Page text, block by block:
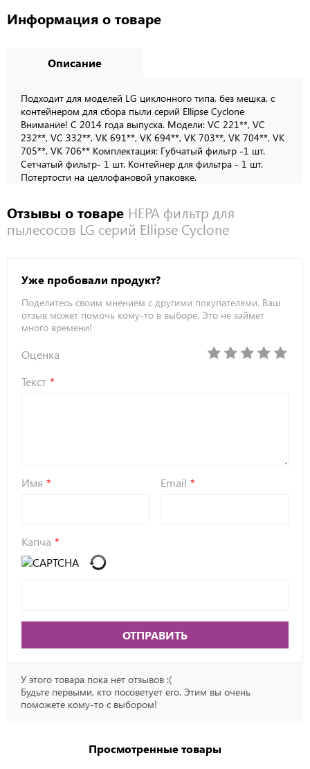
Информация о товаре
Описание
Подходит для моделей LG циклонного типа, без мешка, с
контейнером для сбора пыли серий Ellipse Cyclone
Внимание! С 2014 года выпуска. Модели: VC 221**, VC
232**, VC 332**, VK 691**, VK 694**, VK 703**, VK 704**, VK
705**, VK 706** Комплектация: Губчатый фильтр -1 шт.
Сетчатый фильтр- 1 шт. Контейнер для фильтра - 1 шт.
Потертости на целлофановой упаковке.
Отзывы о товаре НЕРА фильтр для
пылесосов LG серий Ellipse Cyclone
Уже пробовали продукт?
Поделитесь своим мнением с другими покупателями. Ваш
отзыв может помочь кому-то в выборе. Это не займет
много времени!
Оценка
Текст
Имя Email
Капча
ОТПРАВИТЬ
У этого товара пока нет отзывов :(
Будьте первыми, кто посоветует его. Этим вы очень
поможете кому-то с выбором!
Просмотренные товары